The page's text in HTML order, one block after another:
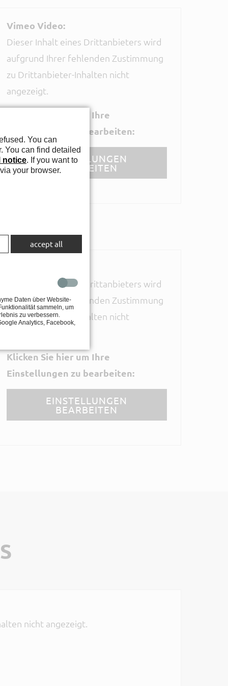
Vimeo Video:
Dieser Inhalt eines Drittanbieters wird
aufgrund Ihrer fehlenden Zustimmung
zu Drittanbieter-Inhalten nicht
angezeigt.
Klicken Sie hier um Ihre
Einstellungen zu bearbeiten:
EINSTELLUNGEN
BEARBEITEN
Dieser Inhalt eines Drittanbieters wird
aufgrund Ihrer fehlenden Zustimmung
zu Drittanbieter-Inhalten nicht
Klicken Sie hier um Ihre
Einstellungen zu bearbeiten:
EINSTELLUNGEN
BEARBEITEN
nicht angezeigt.
You can
You can find detailed
notice. If you want to
your browser.
accept all
Daten über Website-
sammeln, um
zu verbessern.
Analytics, Facebook,